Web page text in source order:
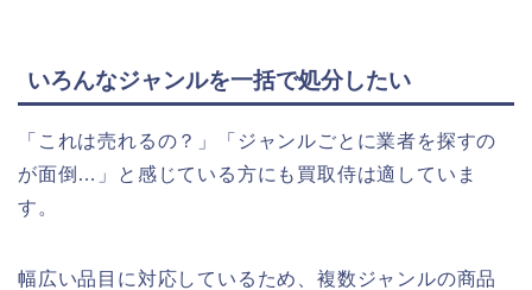
いろんなジャンルを一括で処分したい
「これは売れるの？」「ジャンルごとに業者を探すの
が面倒…」と感じている方にも買取侍は適していま
す。
幅広い品目に対応しているため、複数ジャンルの商品